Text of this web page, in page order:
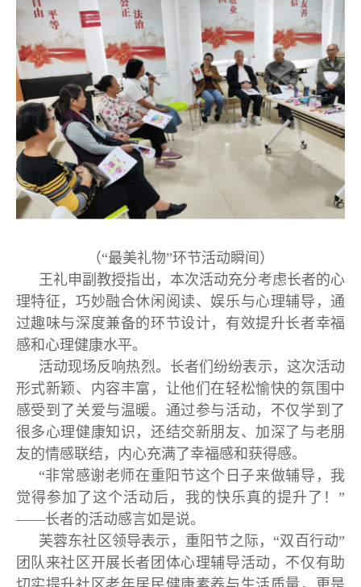
（“最美礼物”环节活动瞬间）
王礼申副教授指出，本次活动充分考虑长者的心
理特征，巧妙融合休闲阅读、娱乐与心理辅导，通
过趣味与深度兼备的环节设计，有效提升长者幸福
感和心理健康水平。
活动现场反响热烈。长者们纷纷表示，这次活动
形式新颖、内容丰富，让他们在轻松愉快的氛围中
感受到了关爱与温暖。通过参与活动，不仅学到了
很多心理健康知识，还结交新朋友、加深了与老朋
友的情感联结，内心充满了幸福感和获得感。
“非常感谢老师在重阳节这个日子来做辅导，我
觉得参加了这个活动后，我的快乐真的提升了！”
——长者的活动感言如是说。
芙蓉东社区领导表示，重阳节之际，“双百行动”
团队来社区开展长者团体心理辅导活动，不仅有助